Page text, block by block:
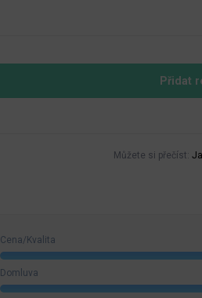
Přidat
Můžete si přečíst:
Cena/Kvalita
Domluva